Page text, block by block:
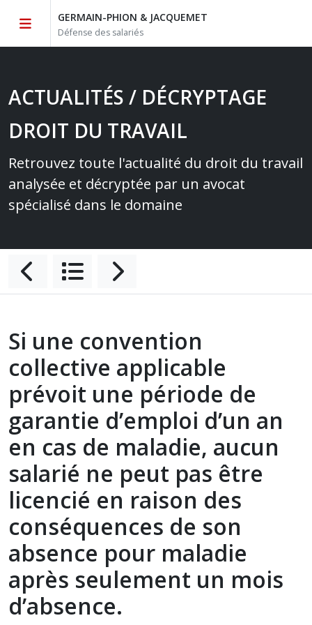
GERMAIN-PHION & JACQUEMET
Défense des salariés
ACTUALITÉS / DÉCRYPTAGE
DROIT DU TRAVAIL
Retrouvez toute l'actualité du droit du travail
analysée et décryptée par un avocat
spécialisé dans le domaine
Si une convention
collective applicable
prévoit une période de
garantie d’emploi d’un an
en cas de maladie, aucun
salarié ne peut pas être
licencié en raison des
conséquences de son
absence pour maladie
après seulement un mois
d’absence.